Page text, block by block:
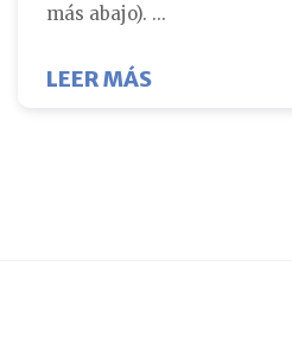
más abajo). ...
LEER MÁSSOBRE LA